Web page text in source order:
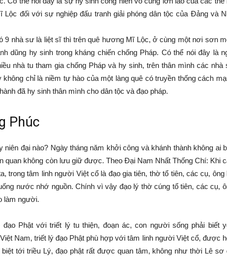
đối với sự nghiệp đấu tranh giải phóng dân tộc của Đảng và
9 nhà sư là liệt sĩ thì trên quê hương Mĩ Lộc, ở cùng một nơi sơn
dũng hy sinh trong kháng chiến chống Pháp. Có thể nói đây là
nhà tu tham gia chống Pháp và hy sinh, trên thân mình các nhà
chỉ là niềm tự hào của một làng quê có truyền thống cách
đã hy sinh thân mình cho dân tộc và đạo pháp.
Phúc
đại nào? Ngày tháng năm khởi công và khánh thành không ai
quan không còn lưu giữ được. Theo Đại Nam Nhất Thống Chí: Khi
trong tâm linh người Việt cổ là đạo gia tiên, thờ tổ tiên, các cụ, ông
nước nhớ nguồn. Chính vì vậy đạo lý thờ cúng tổ tiên, các cụ,
làm người.
Phật với triết lý tu thiện, đoạn ác, con người sống phải biết
Nam, triết lý đạo Phật phù hợp với tâm linh người Việt cổ, được
tới triều Lý, đạo phật rất được quan tâm, không như thời Lê sơ